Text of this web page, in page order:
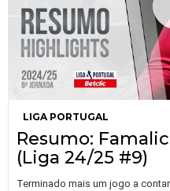
LIGA PORTUGAL
Resumo:
(Liga 24/25 #9)
Terminado mais um jogo a